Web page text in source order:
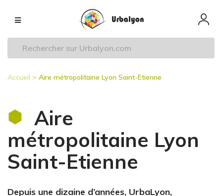
principal
Navigation
principale
d'Ariane
Accueil Aire métropolitaine Lyon Saint-Etienne
Aire
métropolitaine Lyon
Saint-Etienne
Depuis une dizaine d’années, UrbaLyon,